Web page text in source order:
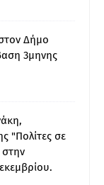
Δήμο
3μηνης
"Πολίτες σε